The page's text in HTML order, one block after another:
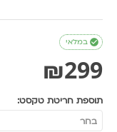
במלאי 
₪299
תוספת חריטת טקסט: